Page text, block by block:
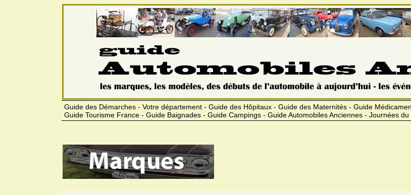
Guide des Démarches - Votre département - Guide des Hôpitaux - Guide des Maternités - Guide
Guide Tourisme France - Guide Baignades - Guide Campings - Guide Automobiles Anciennes - Journées du